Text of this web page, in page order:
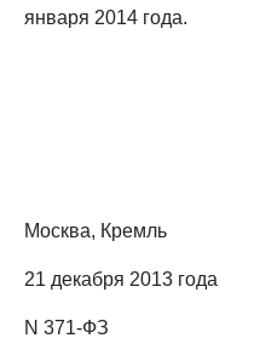
января 2014 года.
Москва, Кремль
21 декабря 2013 года
N 371-ФЗ